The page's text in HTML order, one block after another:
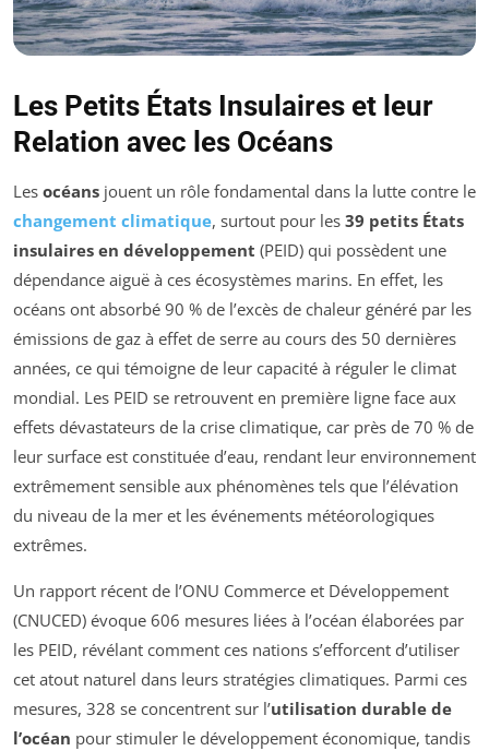
Les Petits États Insulaires et leur
Relation avec les Océans
Les océans jouent un rôle fondamental dans la lutte contre le
changement climatique, surtout pour les 39 petits États
insulaires en développement (PEID) qui possèdent une
dépendance aiguë à ces écosystèmes marins. En effet, les
océans ont absorbé 90 % de l’excès de chaleur généré par les
émissions de gaz à effet de serre au cours des 50 dernières
années, ce qui témoigne de leur capacité à réguler le climat
mondial. Les PEID se retrouvent en première ligne face aux
effets dévastateurs de la crise climatique, car près de 70 % de
leur surface est constituée d’eau, rendant leur environnement
extrêmement sensible aux phénomènes tels que l’élévation
du niveau de la mer et les événements météorologiques
extrêmes.
Un rapport récent de l’ONU Commerce et Développement
(CNUCED) évoque 606 mesures liées à l’océan élaborées par
les PEID, révélant comment ces nations s’efforcent d’utiliser
cet atout naturel dans leurs stratégies climatiques. Parmi ces
mesures, 328 se concentrent sur l’utilisation durable de
l’océan pour stimuler le développement économique, tandis